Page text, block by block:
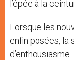
l’épée à la
Lorsque les
enfin posées, la